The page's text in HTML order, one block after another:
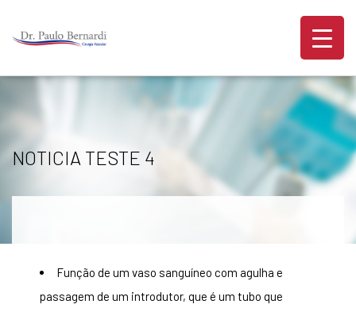
NOTICIA TESTE 4
Função de um vaso sanguíneo com agulha e
passagem de um introdutor, que é um tubo que